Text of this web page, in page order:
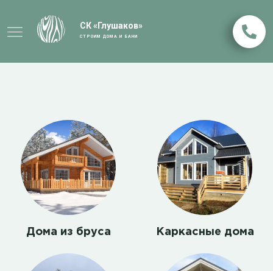
СК «Глушаков»
СТРОИМ ДОМА И БАНИ
Дома из бруса Каркасные дома